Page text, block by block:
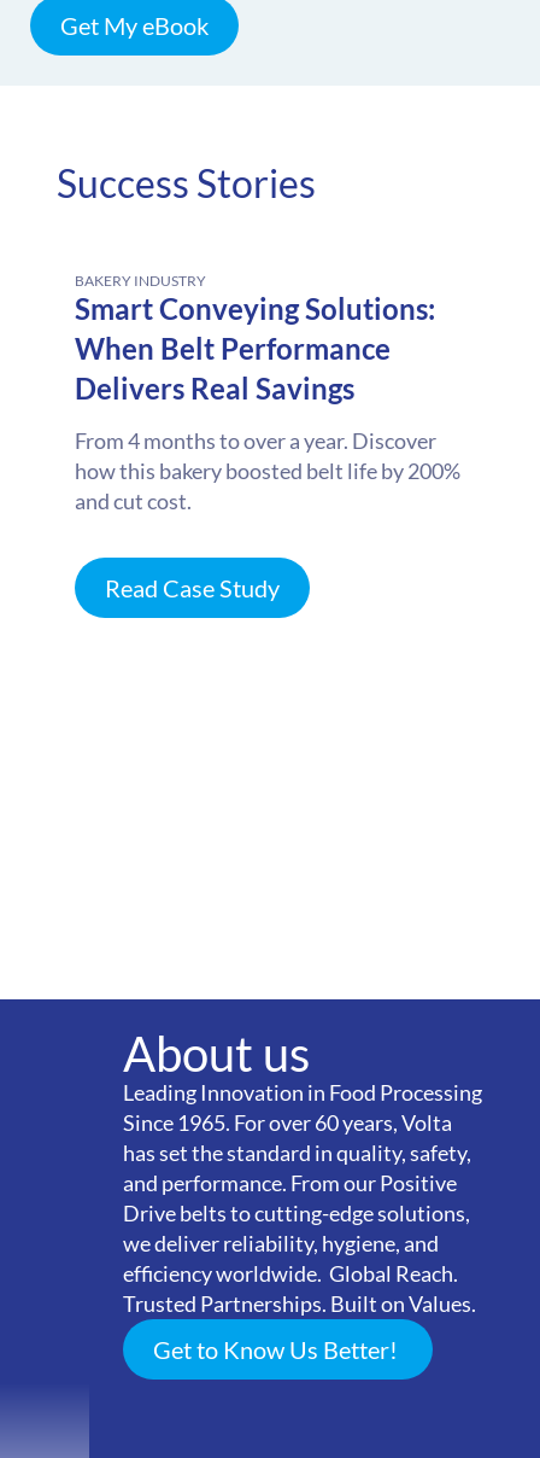
Get My eBook
Success Stories
BAKERY INDUSTRY
Smart Conveying Solutions:
When Belt Performance
Delivers Real Savings
From 4 months to over a year. Discover
how this bakery boosted belt life by 200%
and cut cost.
Read Case Study
About us
Leading Innovation in Food Processing
Since 1965. For over 60 years, Volta
has set the standard in quality, safety,
and performance. From our Positive
Drive belts to cutting-edge solutions,
we deliver reliability, hygiene, and
efficiency worldwide. Global Reach.
Trusted Partnerships. Built on Values.
Get to Know Us Better!